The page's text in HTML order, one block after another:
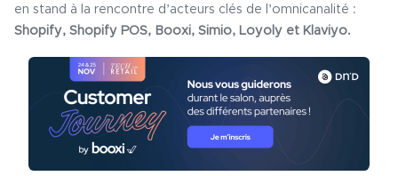
en stand à la rencontre d’acteurs clés de l’omnicanalité :
Shopify, Shopify POS, Booxi, Simio, Loyoly et Klaviyo.